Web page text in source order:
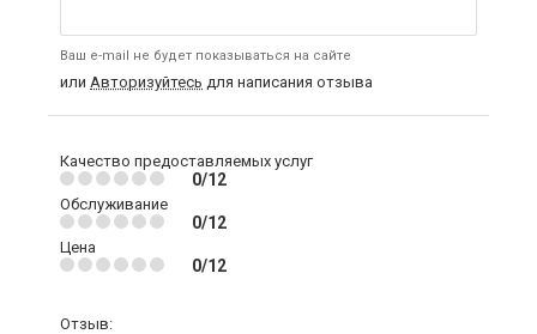
Ваш e-mail не будет показываться на сайте
или Авторизуйтесь для написания отзыва
Качество предоставляемых услуг
0/12
Обслуживание
0/12
Цена
0/12
Отзыв: